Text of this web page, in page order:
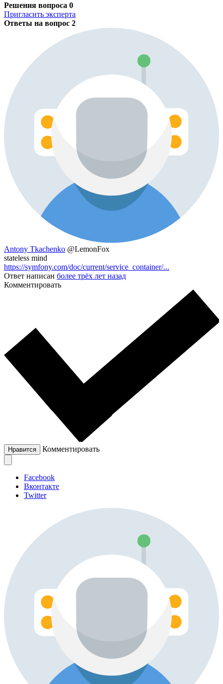
Решения вопроса 0
Пригласить эксперта
Ответы на вопрос 2
Antony Tkachenko @LemonFox
stateless mind
https://symfony.com/doc/current/service_container/...
Ответ написан более трёх лет назад
Комментировать
Нравится Комментировать
Facebook
Вконтакте
Twitter